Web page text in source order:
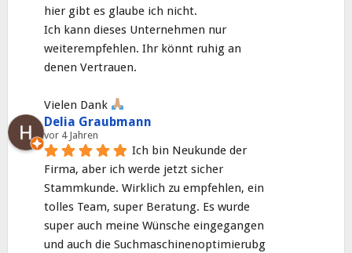
hier gibt es glaube ich nicht.
Ich kann dieses Unternehmen nur
weiterempfehlen. Ihr könnt ruhig an
denen Vertrauen.
Vielen Dank
Delia Graubmann
vor 4 Jahren
Ich bin Neukunde der
Firma, aber ich werde jetzt sicher
Stammkunde. Wirklich zu empfehlen, ein
tolles Team, super Beratung. Es wurde
super auch meine Wünsche eingegangen
und auch die Suchmaschinenoptimierubg